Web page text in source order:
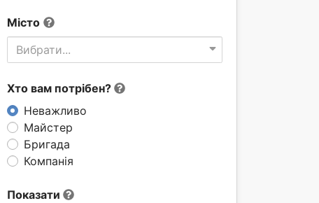
Місто
Вибрати...
Хто вам потрібен?
Неважливо
Майстер
Бригада
Компанія
Показати